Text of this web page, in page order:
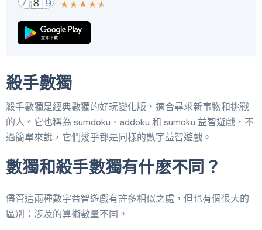
殺手數獨
殺手數獨是經典數獨的好玩變化版，適合尋求新事物和挑戰
的人。它也稱為 sumdoku、addoku 和 sumoku 益智遊戲，不
過簡單來說，它們幾乎都是同樣的數字益智遊戲。
數獨和殺手數獨有什麽不同？
儘管這兩種數字益智遊戲有許多相似之處，但也有個很大的
區別：涉及的算術數量不同。